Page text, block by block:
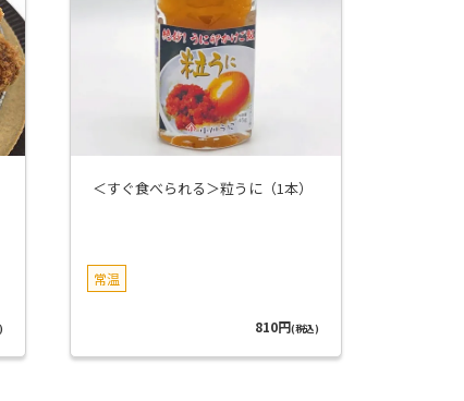
＜すぐ食べられる＞粒うに（1本）
常温
810円(税込)